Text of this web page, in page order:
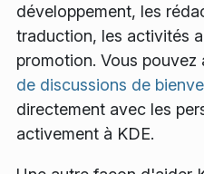
développement, les
traduction, les activités
promotion. Vous pouvez
de discussions de
directement avec les
activement à KDE.